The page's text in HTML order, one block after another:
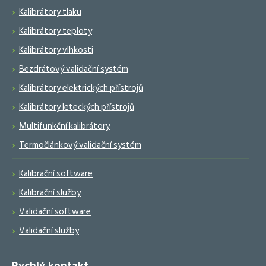
Kalibrátory tlaku
Kalibrátory teploty
Kalibrátory vlhkosti
Bezdrátový validační systém
Kalibrátory elektrických přístrojů
Kalibrátory leteckých přístrojů
Multifunkční kalibrátory
Termočlánkový validační systém
Kalibrační software
Kalibrační služby
Validační software
Validační služby